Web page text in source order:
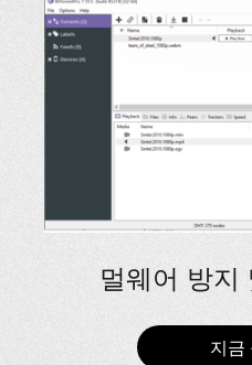
멀웨어 방지
지금